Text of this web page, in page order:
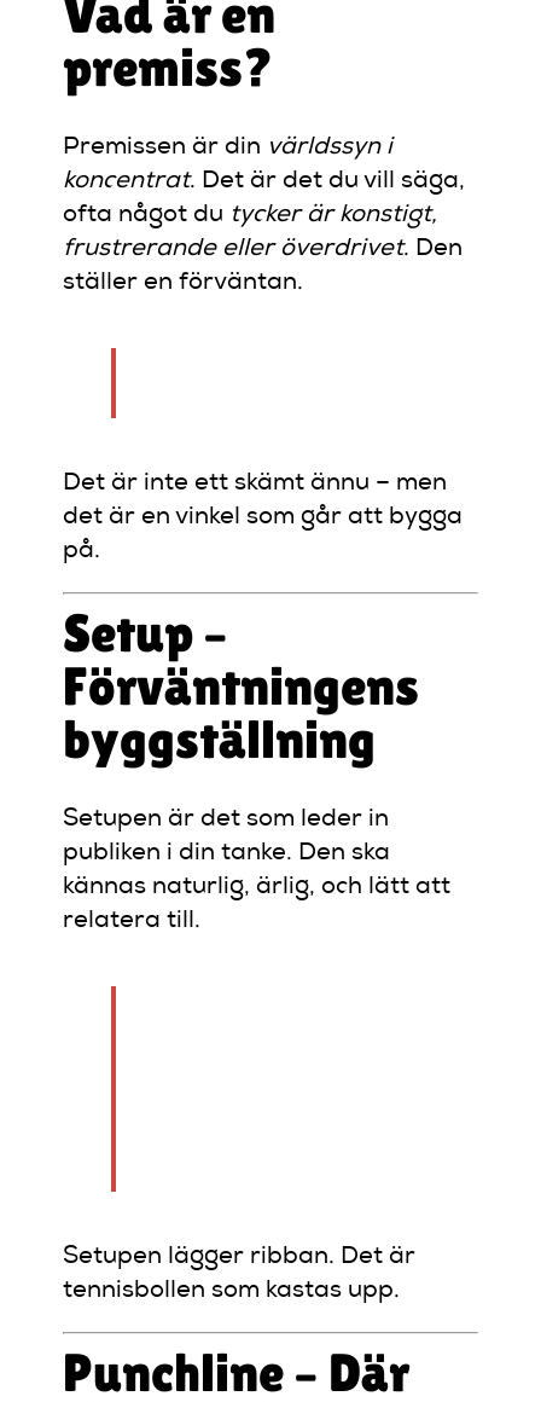
Vad är en
premiss?
Premissen är din världssyn i
koncentrat. Det är det du vill säga,
ofta något du tycker är konstigt,
frustrerande eller överdrivet. Den
ställer en förväntan.
Det är inte ett skämt ännu – men
det är en vinkel som går att bygga
på.
Setup –
Förväntningens
byggställning
Setupen är det som leder in
publiken i din tanke. Den ska
kännas naturlig, ärlig, och lätt att
relatera till.
Setupen lägger ribban. Det är
tennisbollen som kastas upp.
Punchline – Där